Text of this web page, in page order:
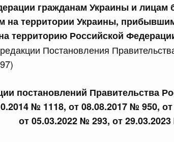
гражданам Украины и лицам
на территории Украины,
территорию Российской
Постановления
постановлений Правительства
№ 1118, от 08.08.2017 № 950,
от 05.03.2022 № 293, от
Федерации от 21.07.2026 г. № 920
Федерации от 21.07.2026 г. № 919
Российской Федерации от 12 марта 2022